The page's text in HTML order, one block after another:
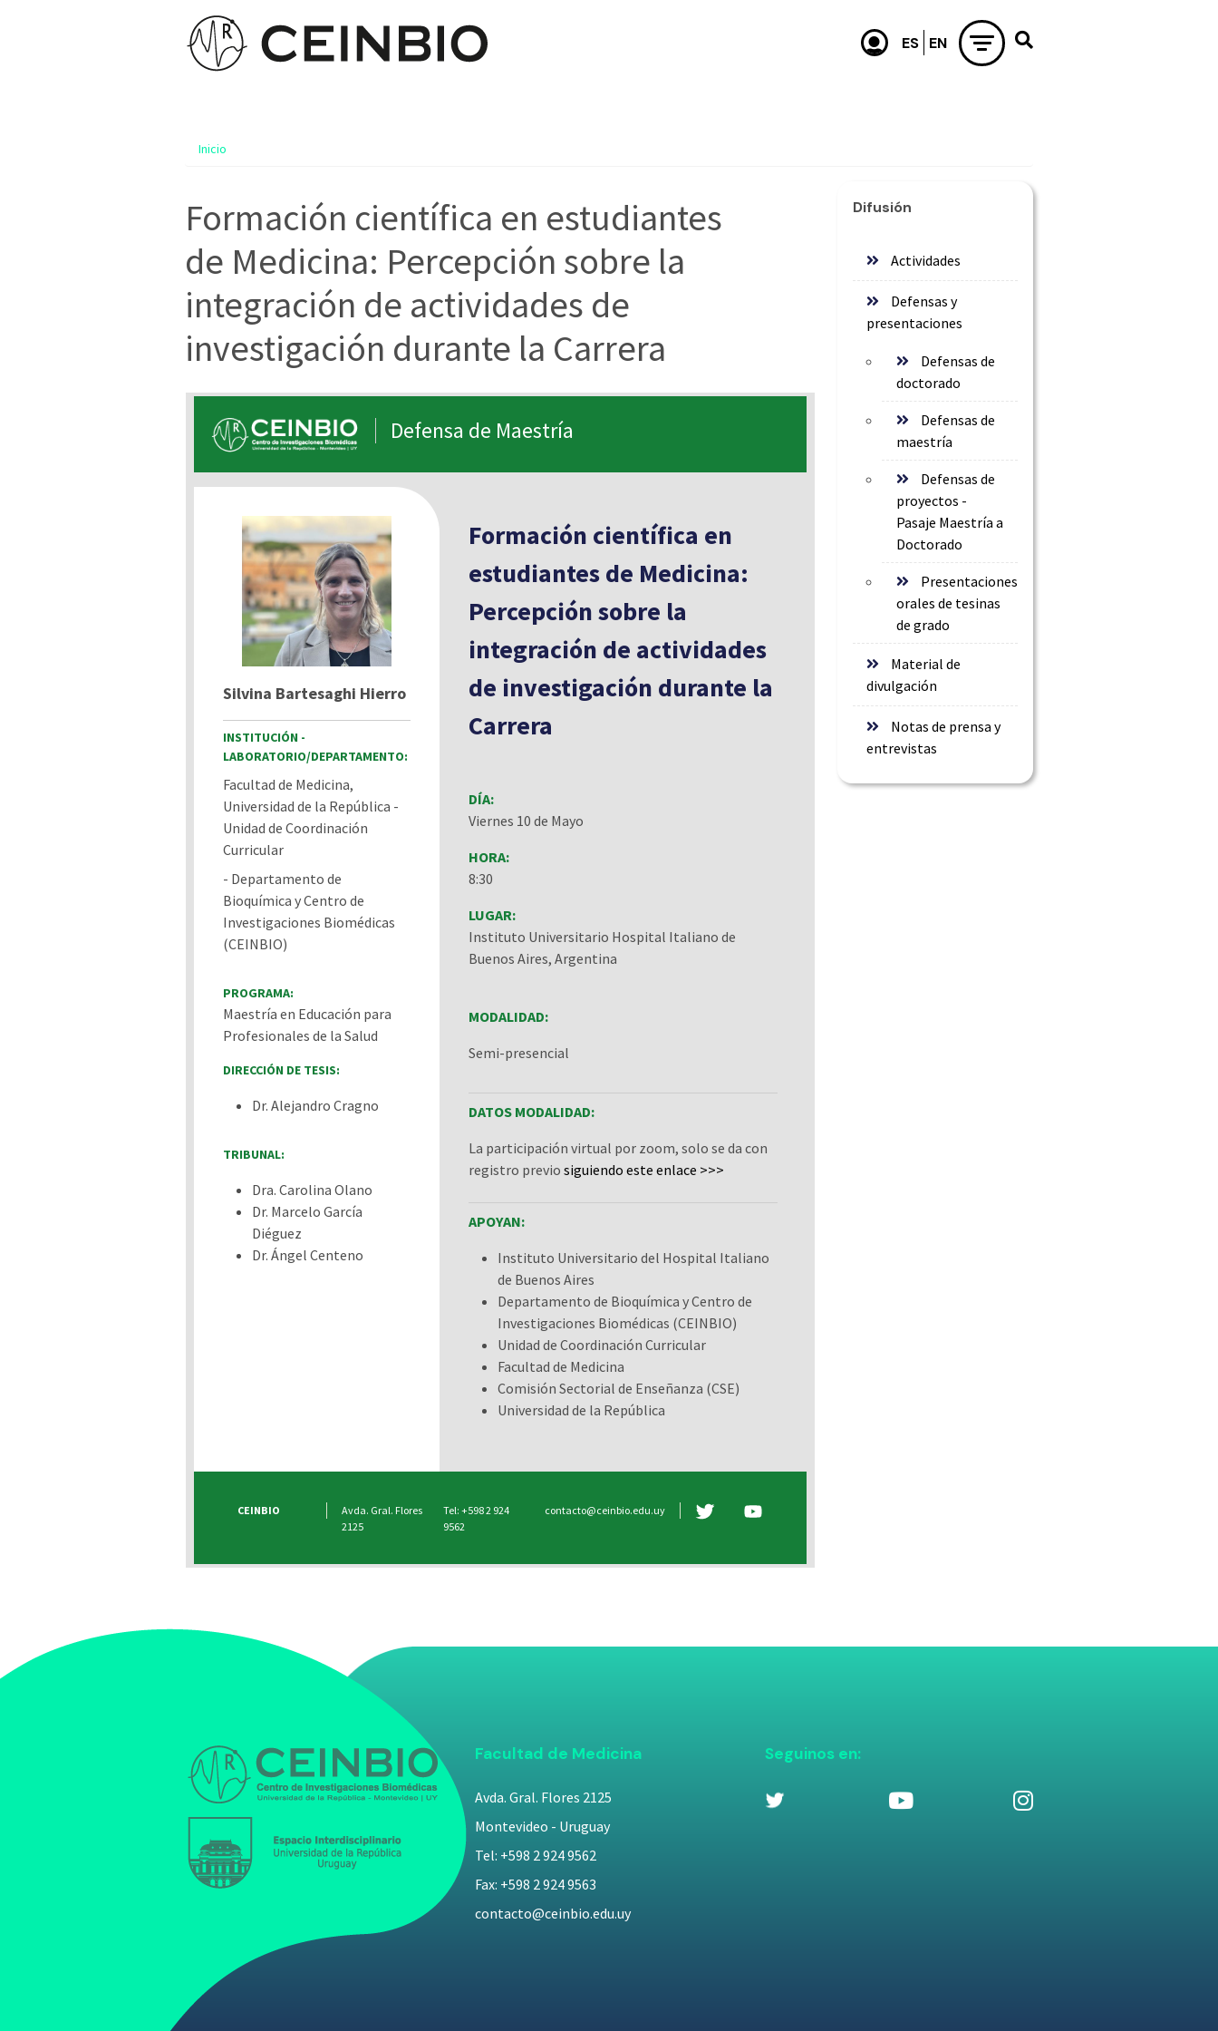
Inicio
Formación científica en estudiantes
de Medicina: Percepción sobre la
integración de actividades de
investigación durante la Carrera
Defensa de Maestría
Silvina Bartesaghi Hierro
INSTITUCIÓN -
LABORATORIO/DEPARTAMENTO:
Facultad de Medicina,
Universidad de la República -
Unidad de Coordinación
Curricular
- Departamento de
Bioquímica y Centro de
Investigaciones Biomédicas
(CEINBIO)
PROGRAMA:
Maestría en Educación para
Profesionales de la Salud
DIRECCIÓN DE TESIS:
Dr. Alejandro Cragno
TRIBUNAL:
Dra. Carolina Olano
Dr. Marcelo García
Diéguez
Dr. Ángel Centeno
Formación científica en
estudiantes de Medicina:
Percepción sobre la
integración de actividades
de investigación durante la
Carrera
DÍA:
Viernes 10 de Mayo
HORA:
8:30
LUGAR:
Instituto Universitario Hospital Italiano de
Buenos Aires, Argentina
MODALIDAD:
Semi-presencial
DATOS MODALIDAD:
La participación virtual por zoom, solo se da con
registro previo siguiendo este enlace >>>
APOYAN:
Instituto Universitario del Hospital Italiano
de Buenos Aires
Departamento de Bioquímica y Centro de
Investigaciones Biomédicas (CEINBIO)
Unidad de Coordinación Curricular
Facultad de Medicina
Comisión Sectorial de Enseñanza (CSE)
Universidad de la República
CEINBIO
Avda. Gral. Flores
2125
Tel: +598 2 924
9562
contacto@ceinbio.edu.uy
Difusión
Actividades
Defensas y
presentaciones
Defensas de
doctorado
Defensas de
maestría
Defensas de
proyectos -
Pasaje Maestría a
Doctorado
Presentaciones
orales de tesinas
de grado
Material de
divulgación
Notas de prensa y
entrevistas
Facultad de Medicina
Avda. Gral. Flores 2125
Montevideo - Uruguay
Tel: +598 2 924 9562
Fax: +598 2 924 9563
contacto@ceinbio.edu.uy
Seguinos en: